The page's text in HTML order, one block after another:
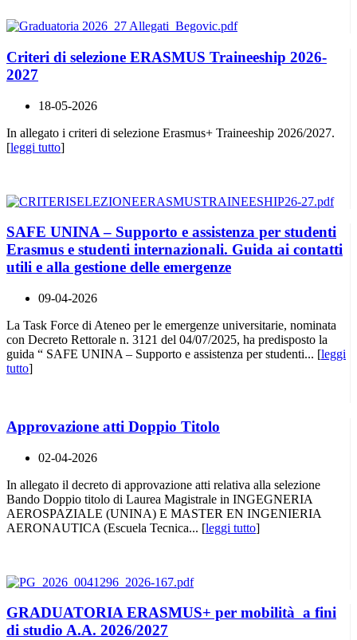
Criteri di selezione ERASMUS Traineeship 2026-
2027
18-05-2026
In allegato i criteri di selezione Erasmus+ Traineeship 2026/2027.
[leggi tutto]
SAFE UNINA – Supporto e assistenza per studenti
Erasmus e studenti internazionali. Guida ai contatti
utili e alla gestione delle emergenze
09-04-2026
La Task Force di Ateneo per le emergenze universitarie, nominata
con Decreto Rettorale n. 3121 del 04/07/2025, ha predisposto la
guida “ SAFE UNINA – Supporto e assistenza per studenti... [leggi
tutto]
Approvazione atti Doppio Titolo
02-04-2026
In allegato il decreto di approvazione atti relativa alla selezione
Bando Doppio titolo di Laurea Magistrale in INGEGNERIA
AEROSPAZIALE (UNINA) E MASTER EN INGENIERIA
AERONAUTICA (Escuela Tecnica... [leggi tutto]
GRADUATORIA ERASMUS+ per mobilità a fini
di studio A.A. 2026/2027